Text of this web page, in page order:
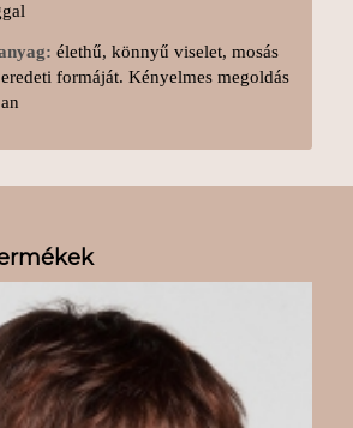
élethű, könnyű viselet, mosás
formáját. Kényelmes megoldás